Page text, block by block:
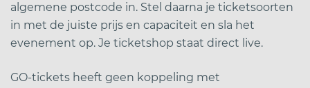
algemene postcode in. Stel daarna je ticketsoorten
in met de juiste prijs en capaciteit en sla het
evenement op. Je ticketshop staat direct live.
GO-tickets heeft geen koppeling met